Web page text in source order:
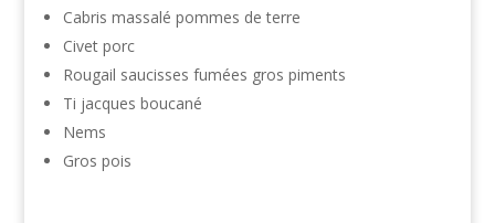
Cabris massalé pommes de terre
Civet porc
Rougail saucisses fumées gros piments
Ti jacques boucané
Nems
Gros pois